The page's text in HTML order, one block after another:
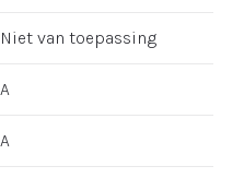
Niet van toepassing
A
A